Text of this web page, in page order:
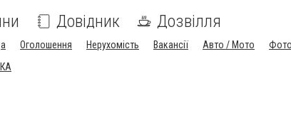
Довідник Дозвілля
Оголошення Нерухомість Вакансії Авто / Мото